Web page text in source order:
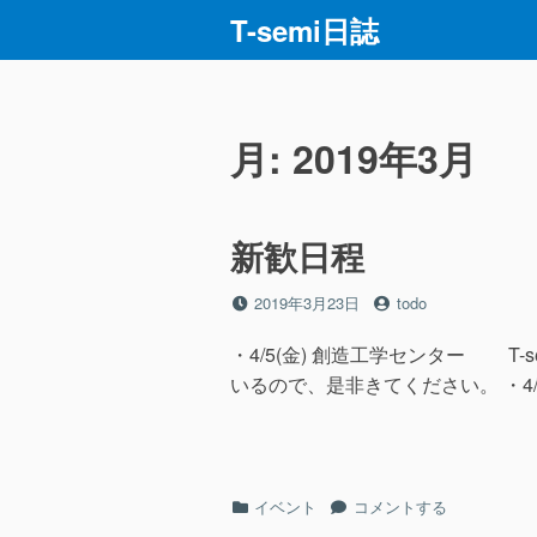
T-semi日誌
月: 2019年3月
新歓日程
投
日
2019年3月23日
投
者
todo
・4/5(金) 創造工学センター T-
いるので、是非きてください。
カ イベント
新
コメントする